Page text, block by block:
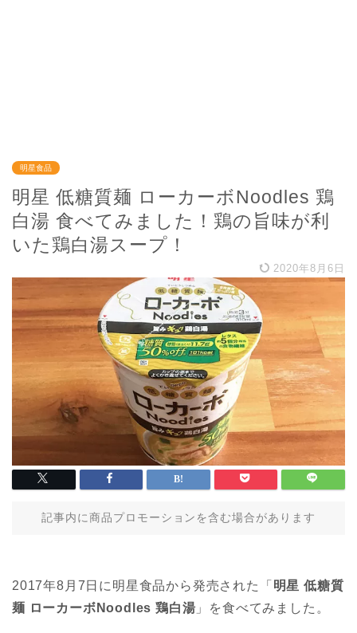
明星食品
明星 低糖質麺 ローカーボNoodles 鶏
白湯 食べてみました！鶏の旨味が利
いた鶏白湯スープ！
2020年8月6日
記事内に商品プロモーションを含む場合があります
2017年8月7日に明星食品から発売された「 明星 低糖質
麺 ローカーボNoodles 鶏白湯 」を食べてみました。